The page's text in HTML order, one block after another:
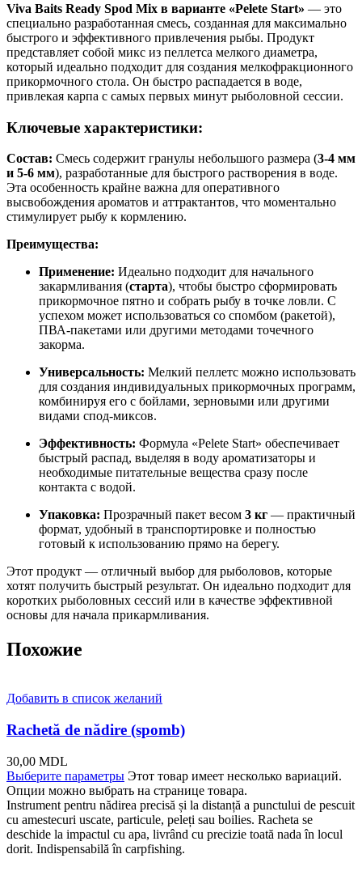
Viva Baits Ready Spod Mix в варианте «Pelete Start» — это
специально разработанная смесь, созданная для максимально
быстрого и эффективного привлечения рыбы. Продукт
представляет собой микс из пеллетса мелкого диаметра,
который идеально подходит для создания мелкофракционного
прикормочного стола. Он быстро распадается в воде,
привлекая карпа с самых первых минут рыболовной сессии.
Ключевые характеристики:
Состав: Смесь содержит гранулы небольшого размера (3-4 мм
и 5-6 мм), разработанные для быстрого растворения в воде.
Эта особенность крайне важна для оперативного
высвобождения ароматов и аттрактантов, что моментально
стимулирует рыбу к кормлению.
Преимущества:
Применение: Идеально подходит для начального
закармливания (старта), чтобы быстро сформировать
прикормочное пятно и собрать рыбу в точке ловли. С
успехом может использоваться со спомбом (ракетой),
ПВА-пакетами или другими методами точечного
закорма.
Универсальность: Мелкий пеллетс можно использовать
для создания индивидуальных прикормочных программ,
комбинируя его с бойлами, зерновыми или другими
видами спод-миксов.
Эффективность: Формула «Pelete Start» обеспечивает
быстрый распад, выделяя в воду ароматизаторы и
необходимые питательные вещества сразу после
контакта с водой.
Упаковка: Прозрачный пакет весом 3 кг — практичный
формат, удобный в транспортировке и полностью
готовый к использованию прямо на берегу.
Этот продукт — отличный выбор для рыболовов, которые
хотят получить быстрый результат. Он идеально подходит для
коротких рыболовных сессий или в качестве эффективной
основы для начала прикармливания.
Похожие
Добавить в список желаний
Rachetă de nădire (spomb)
30,00 MDL
Выберите параметры Этот товар имеет несколько вариаций.
Опции можно выбрать на странице товара.
Instrument pentru nădirea precisă și la distanță a punctului de pescuit
cu amestecuri uscate, particule, peleți sau boilies. Racheta se
deschide la impactul cu apa, livrând cu precizie toată nada în locul
dorit. Indispensabilă în carpfishing.